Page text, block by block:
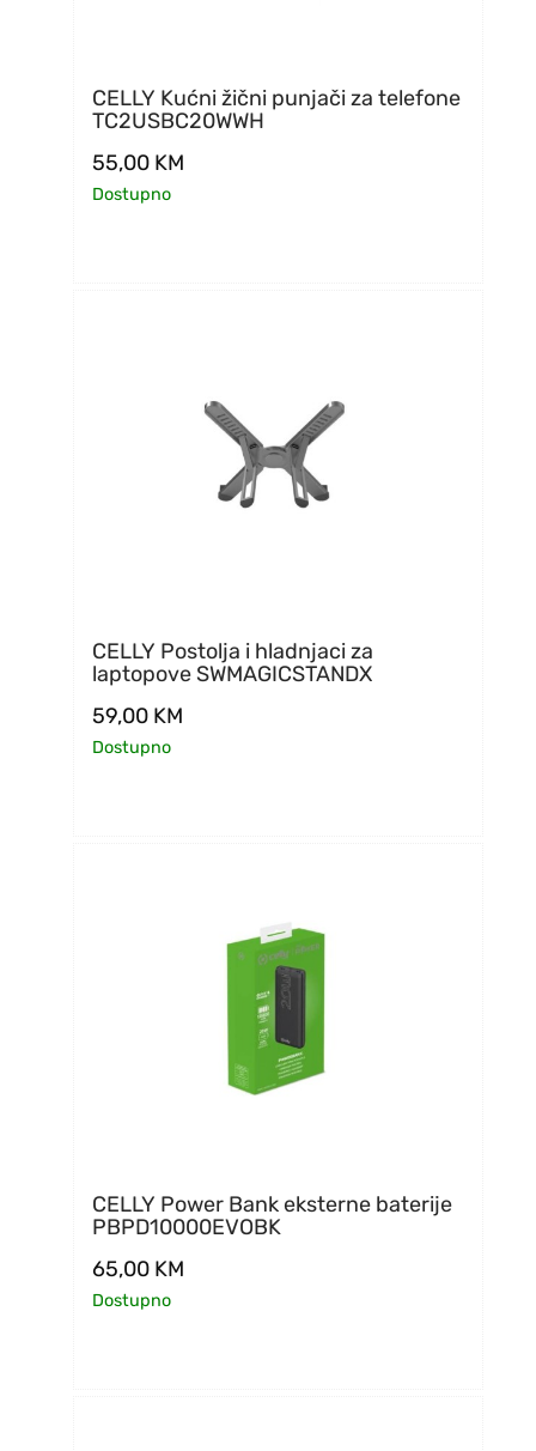
CELLY Kućni žični punjači za telefone
TC2USBC20WWH
55,00 KM
Dostupno
CELLY Postolja i hladnjaci za
laptopove SWMAGICSTANDX
59,00 KM
Dostupno
CELLY Power Bank eksterne baterije
PBPD10000EVOBK
65,00 KM
Dostupno